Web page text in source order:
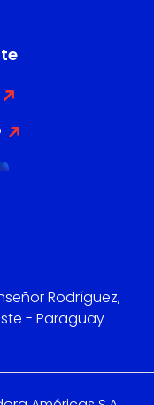
Rodríguez,
- Paraguay